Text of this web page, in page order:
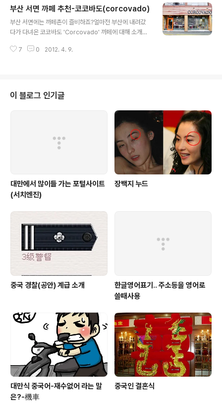
재고 몇 개 있을건데 하셔서 제주도에서만 맛볼 수 있는 거
라 맛이라도 꼭 봐야 겠다는 일념하에 그거라도 맛보고 싶
다고 했습니다. 아저씨가 다행히 몇 개가 있다시면서 전자
서 먹을때 뜨거우니 받치고 먹으라고 종이까지 받쳐서 주
부산 서면 까페 추천-코코바도(corcovado)
부산 서면에는 까페촌이 즐비하죠?얼마전 부산에 내려갔
다가 다녀온 코코바도 'Corcovado' 까페에 대해 소개코
분과 담소를 나눌 수 있는 공간, 혼자 갈때는 나만의 시간을
간격, 게다가 2층 편안한 공간은 쉴 수 있는 최고의 장소가
아닐까 생각합니다.빨간 출입문을 들어서면 바로 볼 수 있
는 로스팅 기계 코코바도에서는 직접 생두를 로스팅해서
이 집만의 독특한 커피를 맛 볼 수 있습니다. 로스터리 까페
는 무엇보다 어떤 커피맛일지 항상 기대됩니다. 통상적으
로 작은 까페에서는 직접 로스팅 ..
7 0 2012. 4. 9.
이 블로그 인기글
대만에서 많이들 가는 포털사이트
(서치엔진)
장백지 누드
중국 경찰(공안) 계급 소개
한글영어표기.. 주소등을 영어로
쓸때사용
대만식 중국어-재수없어 라는 말
은?-機車
중국인 결혼식